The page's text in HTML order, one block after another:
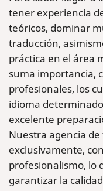
tener experiencia
teóricos, dominar
traducción,
práctica en el área
suma importancia,
profesionales, los
idioma
excelente
Nuestra agencia
exclusivamente,
profesionalismo, lo
garantizar la